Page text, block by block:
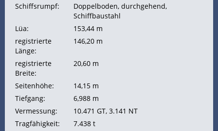
Schiffsrumpf:
Doppelboden, durchgehend,
Schiffbaustahl
Lüa:
153,44 m
registrierte
Länge:
146,20 m
registrierte
Breite:
20,60 m
Seitenhöhe:
14,15 m
Tiefgang:
6,988 m
Vermessung:
10.471 GT, 3.141 NT
Tragfähigkeit:
7.438 t